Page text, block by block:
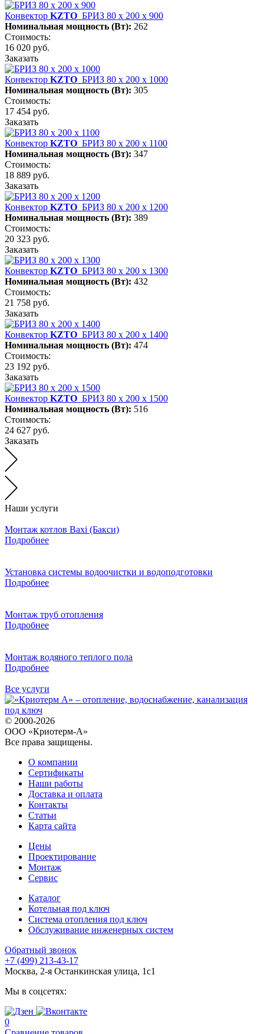
Конвектор KZTO БРИЗ 80 х 200 х 900
Номинальная мощность (Вт): 262
Стоимость:
16 020 руб.
Заказать
Конвектор KZTO БРИЗ 80 х 200 х 1000
Номинальная мощность (Вт): 305
Стоимость:
17 454 руб.
Заказать
Конвектор KZTO БРИЗ 80 х 200 х 1100
Номинальная мощность (Вт): 347
Стоимость:
18 889 руб.
Заказать
Конвектор KZTO БРИЗ 80 х 200 х 1200
Номинальная мощность (Вт): 389
Стоимость:
20 323 руб.
Заказать
Конвектор KZTO БРИЗ 80 х 200 х 1300
Номинальная мощность (Вт): 432
Стоимость:
21 758 руб.
Заказать
Конвектор KZTO БРИЗ 80 х 200 х 1400
Номинальная мощность (Вт): 474
Стоимость:
23 192 руб.
Заказать
Конвектор KZTO БРИЗ 80 х 200 х 1500
Номинальная мощность (Вт): 516
Стоимость:
24 627 руб.
Заказать
Наши услуги
Монтаж котлов Baxi (Бакси)
Подробнее
Установка системы водоочистки и водоподготовки
Подробнее
Монтаж труб отопления
Подробнее
Монтаж водяного теплого пола
Подробнее
Все услуги
© 2000-2026
ООО «Криотерм-А»
Все права защищены.
О компании
Сертификаты
Наши работы
Доставка и оплата
Контакты
Статьи
Карта сайта
Цены
Проектирование
Монтаж
Сервис
Каталог
Котельная под ключ
Система отопления под ключ
Обслуживание инженерных систем
Обратный звонок
+7 (499) 213-43-17
Москва, 2-я Останкинская улица, 1с1
Мы в соцсетях:
0